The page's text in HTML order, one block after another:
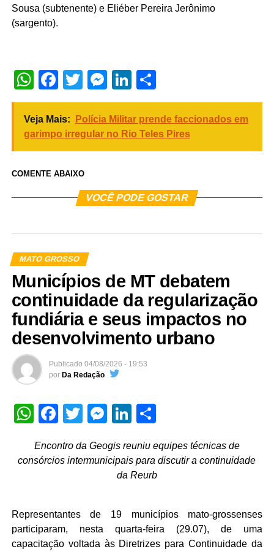
Sousa (subtenente) e Eliéber Pereira Jerônimo
(sargento).
WhatsApp
Facebook
TwitterMessenger
LinkedIn
Veja Mais:
Polícia Militar prende faccionados em
garimpo irregular no Rio Teles Pires
COMENTE ABAIXO
VOCÊ PODE GOSTAR
MATO GROSSO
Municípios de MT debatem
continuidade da regularização
fundiária e seus impactos no
desenvolvimento urbano
Publicado 04/08/2026 - 19:53
por Da Redação
WhatsApp
Facebook
TwitterMessenger
LinkedIn
Encontro da Geogis reuniu equipes técnicas de
consórcios intermunicipais para discutir a continuidade
da Reurb
Representantes de 19 municípios mato-grossenses
participaram, nesta quarta-feira (29.07), de uma
capacitação voltada às Diretrizes para Continuidade da